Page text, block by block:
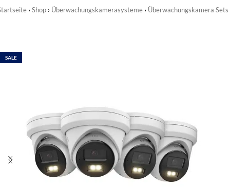
Shop Überwachungskamerasysteme Überwachungskamera Sets
SALE